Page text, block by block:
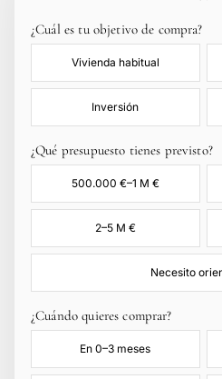
¿Cuál es tu objetivo de compra?
Vivienda habitual
Inversión
¿Qué presupuesto tienes previsto?
500.000 €–1 M €
2–5 M €
Necesito
¿Cuándo quieres comprar?
En 0–3 meses